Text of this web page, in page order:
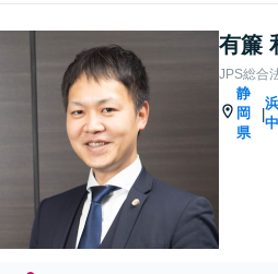
有簾
JPS総合
静
岡
県
|